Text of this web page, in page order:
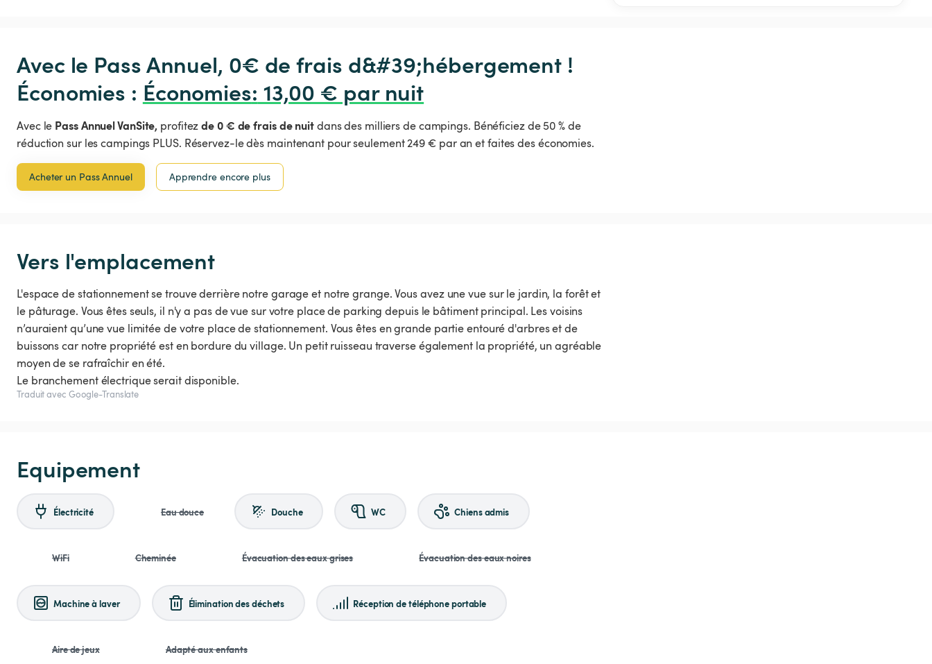
Avec le Pass Annuel, 0€ de frais d&#39;hébergement !
Économies : Économies: 13,00 € par nuit
Avec le Pass Annuel VanSite, profitezde 0 € de frais de nuitdans des milliers de campings. Bénéficiez de 50 % de
réduction sur les campings PLUS. Réservez-le dès maintenant pour seulement 249 € par an et faites des économies.
Acheter un Pass Annuel Apprendre encore plus
Vers l'emplacement
L'espace de stationnement se trouve derrière notre garage et notre grange. Vous avez une vue sur le jardin, la forêt et
le pâturage. Vous êtes seuls, il n'y a pas de vue sur votre place de parking depuis le bâtiment principal. Les voisins
n’auraient qu’une vue limitée de votre place de stationnement. Vous êtes en grande partie entouré d'arbres et de
buissons car notre propriété est en bordure du village. Un petit ruisseau traverse également la propriété, un agréable
moyen de se rafraîchir en été.
Traduit avec Google-Translate
Equipement
Électricité Eau douce Douche WC Chiens admis
WiFi Cheminée Évacuation des eaux grises Évacuation des eaux noires
Machine à laver Élimination des déchets Réception de téléphone portable
Aire de jeux Adapté aux enfants